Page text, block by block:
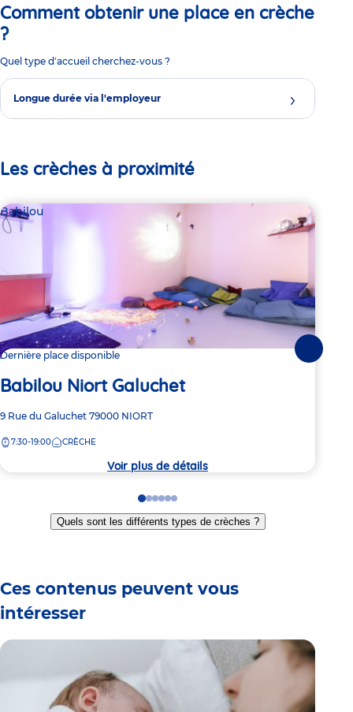
Comment obtenir une place en crèche
?
Quel type d'accueil cherchez-vous ?
Longue durée via l'employeur
Les crèches à proximité
Babilou
Dernière place disponible
Babilou Niort Galuchet
Adresse
la
9 Rue du Galuchet 79000 NIORT
7:30-19:00 CRÈCHE
Voir plus de détails
Go
to
slide
Go
to
slide
Go
to
slide
Go
to
slide
Go
to
slide
Go
to
slide
Quels sont les différents types de crèches ?
Ces contenus peuvent vous
intéresser